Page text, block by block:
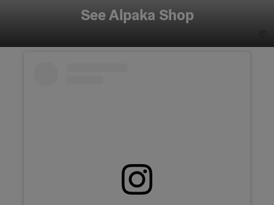
See Alpaka Shop